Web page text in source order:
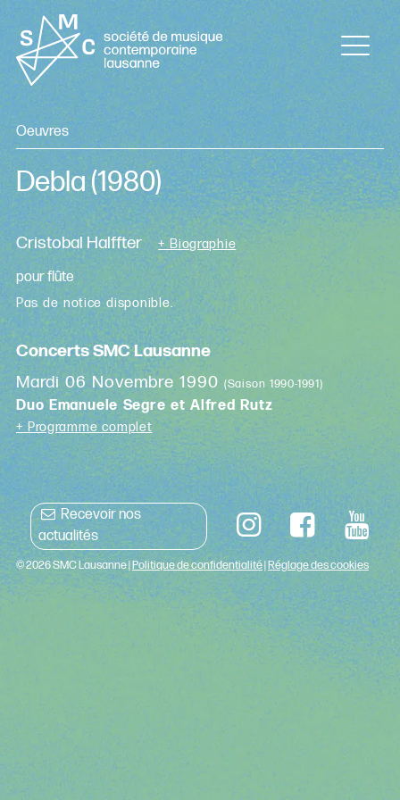
Oeuvres
Debla(1980)
Cristobal Halffter + Biographie
pour flûte
Pas de notice disponible.
Concerts SMC Lausanne
Mardi 06 Novembre 1990 (Saison 1990-1991)
Duo Emanuele Segre et Alfred Rutz
+ Programme complet
Recevoir nos
actualités
© 2026 SMC Lausanne |Politique de confidentialité|Réglage des cookies